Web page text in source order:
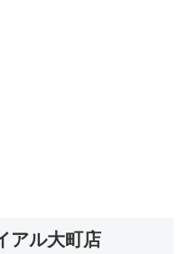
アル大町店